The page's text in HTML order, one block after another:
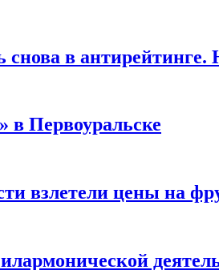
снова в антирейтинге.
Первоуральске
взлетели цены на